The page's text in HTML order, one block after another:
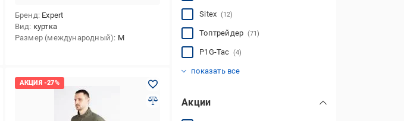
Бренд Expert
Вид куртка
Размер (международный) M
Siteх (12)
Топтрейдер (71)
P1G-Tac (4)
показать все
Акции